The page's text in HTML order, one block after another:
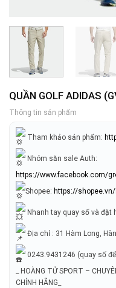
QUẦN GOLF ADIDAS
Thông tin sản phẩm
Tham khảo sản phẩm:
Nhóm săn sale Auth:
https://www.facebook.com/
Shopee: https://
Nhanh tay quay số và đặt
Địa chỉ : 31 Hàm Long,
0243.9431246 (quay số
_ HOÀNG TỬ SPORT –
CHÍNH HÃNG_